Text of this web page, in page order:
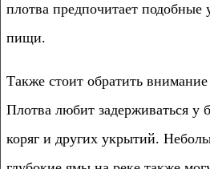
плотва предпочитает подобные
пищи.
Также стоит обратить
Плотва любит задерживаться у
коряг и других укрытий.